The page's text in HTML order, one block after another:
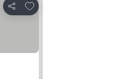
Partager
Ajouter à mes favoris